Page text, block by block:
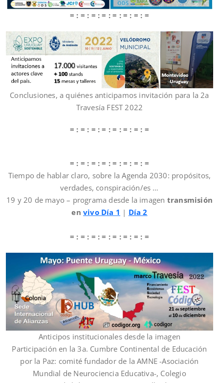
= : = : = : = : = : = : = : =
Conclusiones, a quiénes anticipamos invitación para la 2a
Travesía FEST 2022
= : = : = : = : = : = : = : =
= : = : = : = : = : = : = : =
Tiempo de hablar claro, sobre la Agenda 2030: propósitos,
verdades, conspiración/es …
19 y 20 de mayo – programa desde la imagen transmisión
en vivo Día 1 | Día 2
= : = : = : = : = : = : = : =
Anticipos institucionales desde la imagen
Participación en la 3a. Cumbre Continental de Educación
por la Paz: comité fundador de la AMNE -Asociación
Mundial de Neurociencia Educativa-, Colegio